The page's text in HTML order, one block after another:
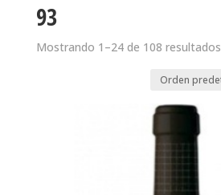
93
Mostrando 1–24 de 108 resultados